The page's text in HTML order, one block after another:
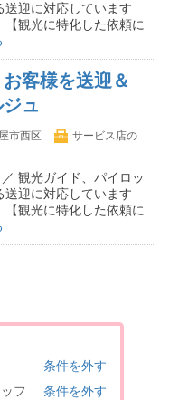
送迎に対応しています
観光に特化した依頼に
客様を送迎＆
ュ
市西区
サービス店の
観光ガイド、パイロッ
送迎に対応しています
観光に特化した依頼に
条件を外す
ッフ
条件を外す